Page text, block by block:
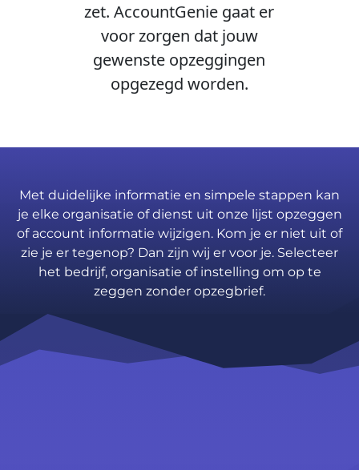
zet. AccountGenie gaat er
voor zorgen dat jouw
gewenste opzeggingen
opgezegd worden.
Met duidelijke informatie en simpele stappen kan
je elke organisatie of dienst uit onze lijst opzeggen
of account informatie wijzigen. Kom je er niet uit of
zie je er tegenop? Dan zijn wij er voor je. Selecteer
het bedrijf, organisatie of instelling om op te
zeggen zonder opzegbrief.